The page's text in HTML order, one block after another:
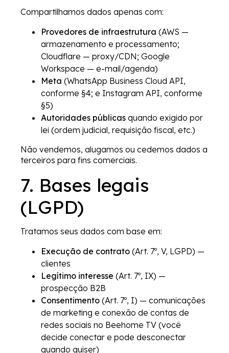
Compartilhamos dados apenas com:
Provedores de infraestrutura (AWS —
armazenamento e processamento;
Cloudflare — proxy/CDN; Google
Workspace — e-mail/agenda)
Meta (WhatsApp Business Cloud API,
conforme §4; e Instagram API, conforme
§5)
Autoridades públicas quando exigido por
lei (ordem judicial, requisição fiscal, etc.)
Não vendemos, alugamos ou cedemos dados a
terceiros para fins comerciais.
7. Bases legais
(LGPD)
Tratamos seus dados com base em:
Execução de contrato (Art. 7º, V, LGPD) —
clientes
Legítimo interesse (Art. 7º, IX) —
prospecção B2B
Consentimento (Art. 7º, I) — comunicações
de marketing e conexão de contas de
redes sociais no Beehome TV (você
decide conectar e pode desconectar
quando quiser)